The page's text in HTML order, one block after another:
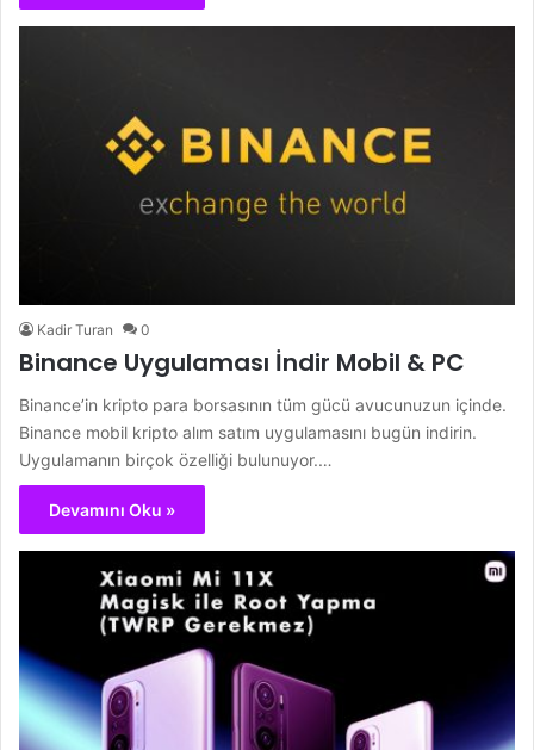
Kadir Turan 0
Binance Uygulaması İndir Mobil & PC
Binance’in kripto para borsasının tüm gücü avucunuzun içinde.
Binance mobil kripto alım satım uygulamasını bugün indirin.
Uygulamanın birçok özelliği bulunuyor.…
Devamını Oku »